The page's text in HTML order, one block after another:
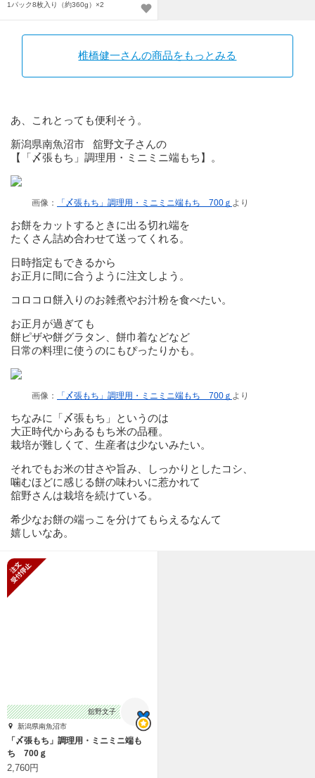
1パック8枚入り（約360g）×2
椎橋健一さんの商品をもっとみる
あ、これとっても便利そう。
新潟県南魚沼市 舘野文子さんの
【「〆張もち」調理用・ミニミニ端もち】。
画像： 「〆張もち」調理用・ミニミニ端もち 700ｇ より
お餅をカットするときに出る切れ端を
たくさん詰め合わせて送ってくれる。
日時指定もできるから
お正月に間に合うように注文しよう。
コロコロ餅入りのお雑煮やお汁粉を食べたい。
お正月が過ぎても
餅ピザや餅グラタン、餅巾着などなど
日常の料理に使うのにもぴったりかも。
画像： 「〆張もち」調理用・ミニミニ端もち 700ｇ より
ちなみに「〆張もち」というのは
大正時代からあるもち米の品種。
栽培が難しくて、生産者は少ないみたい。
それでもお米の甘さや旨み、しっかりとしたコシ、
噛むほどに感じる餅の味わいに惹かれて
舘野さんは栽培を続けている。
希少なお餅の端っこを分けてもらえるなんて
嬉しいなあ。
舘野文子
新潟県南魚沼市
「〆張もち」調理用・ミニミニ端も
ち 700ｇ
2,760円